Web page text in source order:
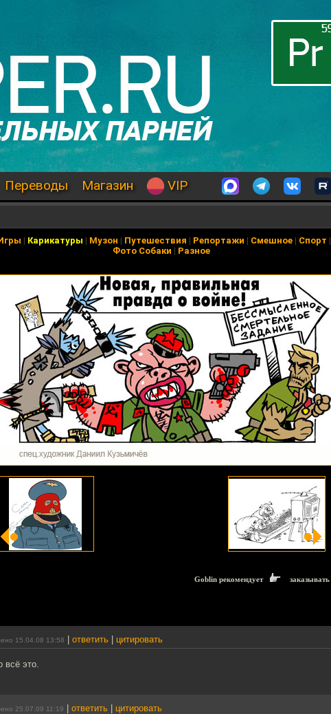
Переводы Магазин VIP
| Карикатуры | Музон | Путешествия | Репортажи | Смешное| Спорт |
Фото Собаки | Разное
Goblin рекомендует заказывать
15.04.08 13:58 ответить цитировать
всё это.
25.07.09 11:19 ответить цитировать